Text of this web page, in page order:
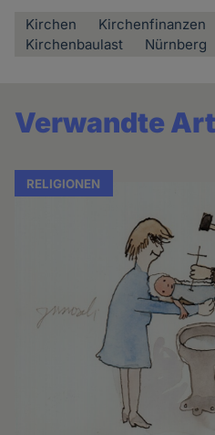
Kirchen Kirchenfinanzen
Kirchenbaulast
Nürnberg
Verwandte
RELIGIONEN